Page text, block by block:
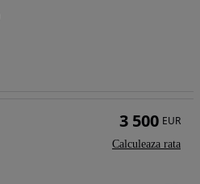
3 500 EUR
Calculeaza rata